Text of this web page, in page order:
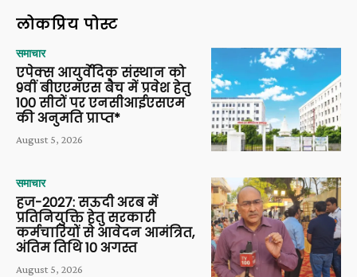
लोकप्रिय पोस्ट
समाचार
एपेक्स आयुर्वेदिक संस्थान को
9वीं बीएएमएस बैच में प्रवेश हेतु
100 सीटों पर एनसीआईएसएम
की अनुमति प्राप्त*
August 5, 2026
समाचार
हज-2027: सऊदी अरब में
प्रतिनियुक्ति हेतु सरकारी
कर्मचारियों से आवेदन आमंत्रित,
अंतिम तिथि 10 अगस्त
August 5, 2026